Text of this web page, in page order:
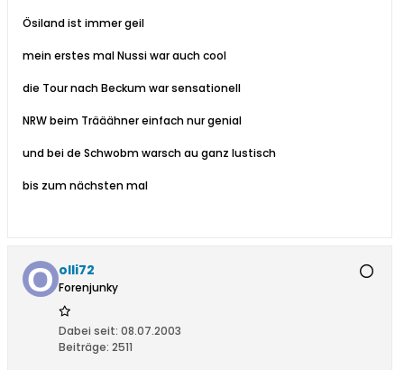
Ösiland ist immer geil
mein erstes mal Nussi war auch cool
die Tour nach Beckum war sensationell
NRW beim Trääähner einfach nur genial
und bei de Schwobm warsch au ganz lustisch
bis zum nächsten mal
olli72
Forenjunky
Dabei seit: 08.07.2003
Beiträge: 2511